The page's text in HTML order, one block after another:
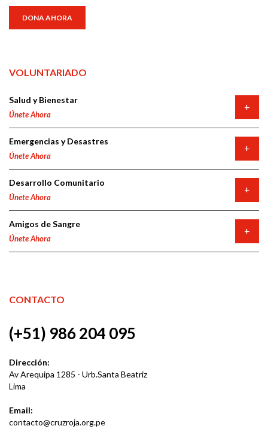
DONA AHORA
VOLUNTARIADO
Salud y Bienestar
Únete Ahora
+
Emergencias y Desastres
Únete Ahora
+
Desarrollo Comunitario
Únete Ahora
+
Amigos de Sangre
Únete Ahora
+
CONTACTO
(+51) 986 204 095
Dirección:
Av Arequipa 1285 - Urb.Santa Beatriz
Lima
Email:
contacto@cruzroja.org.pe